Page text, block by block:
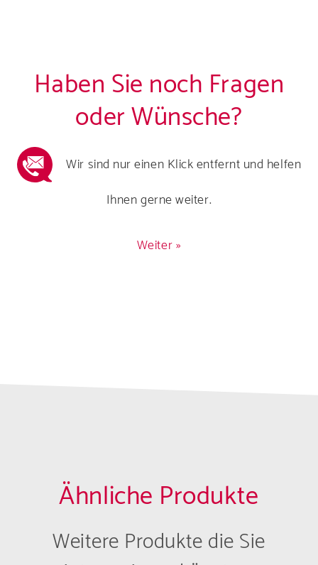
Haben Sie noch Fragen
oder Wünsche?
Wir sind nur einen Klick entfernt und helfen
Ihnen gerne weiter.
Weiter »
Ähnliche Produkte
Weitere Produkte die Sie